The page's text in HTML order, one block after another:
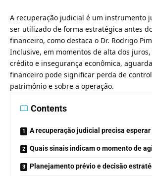
A recuperação judicial é um instrumento
ser utilizado de forma estratégica antes
financeiro, como destaca o Dr. Rodrigo
Inclusive, em momentos de alta dos
crédito e insegurança econômica,
financeiro pode significar perda de
patrimônio e sobre a operação.
Contents
A recuperação judicial precisa esperar
Quais sinais indicam o momento de
Planejamento prévio e decisão